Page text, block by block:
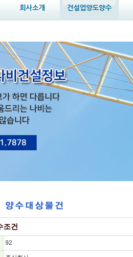
회사소개 건설업양도양수